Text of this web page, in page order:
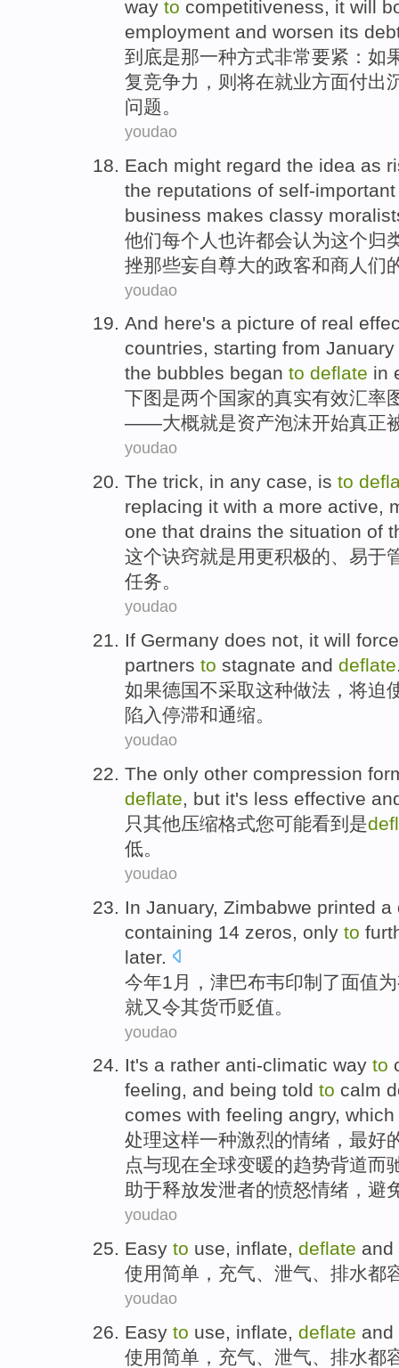
way to competitiveness, it will
employment and worsen its
到底是那一种方式非常要紧 ： 如
复竞争力 ， 则 将在就业方面付出
问题。
youdao
Each might regard the idea as
the reputations of self-important
business makes classy
他们每个人 也许都会认为这个归
挫那些妄自尊大的政客和商人们
youdao
And here's a picture of real
countries, starting from January
the bubbles began to deflate in
下图是两个国家的真实有效汇率
——大概就是资产泡沫开始真正
youdao
The trick, in any case, is to
replacing it with a more active,
one that drains the situation of
这个诀窍就是用更积极的、 易于
任务。
youdao
If Germany does not, it will force
partners to stagnate and deflate
如果德国不采取这种做法， 将迫
陷入停滞和通缩。
youdao
The only other compression
deflate, but it's less effective
只其他压缩格式您可能看到 是
低。
youdao
In January, Zimbabwe printed a
containing 14 zeros, only to
later.
今年1月， 津巴布韦印制了面值为
就又令其货币贬值 。
youdao
It's a rather anti-climatic way to
feeling, and being told to calm
comes with feeling angry,
处理这样一种激烈的情绪，最好
点与现在全球变暖的趋势背道而
助于释放发泄者的愤怒情绪 ，避
youdao
Easy to use, inflate, deflate and
使用简单 ， 充气、 泄气、 排水都
youdao
Easy to use, inflate, deflate and
使用简单 ， 充气、 泄气、 排水都